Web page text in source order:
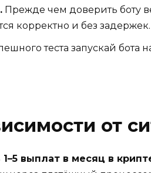
Прежде чем доверить боту
корректно и без задержек.
теста запускай
от
выплат в месяц в